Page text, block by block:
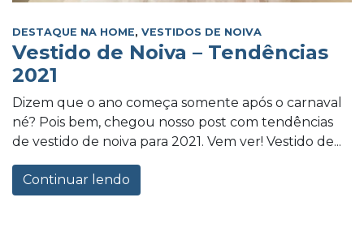
DESTAQUE NA HOME, VESTIDOS DE NOIVA
Vestido de Noiva – Tendências
2021
Dizem que o ano começa somente após o carnaval
né? Pois bem, chegou nosso post com tendências
de vestido de noiva para 2021. Vem ver! Vestido de...
Continuar lendo